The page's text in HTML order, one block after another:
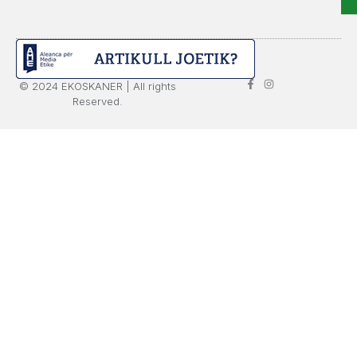
© 2024 EKOSKANER | All rights
Reserved.